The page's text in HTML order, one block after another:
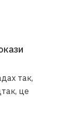
так,
це